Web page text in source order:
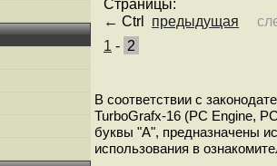
Страницы:
← Ctrl предыдущая
1 - 2
В соответствии с
TurboGrafx-16 (PC Engine,
буквы "A", предназначены
использования в